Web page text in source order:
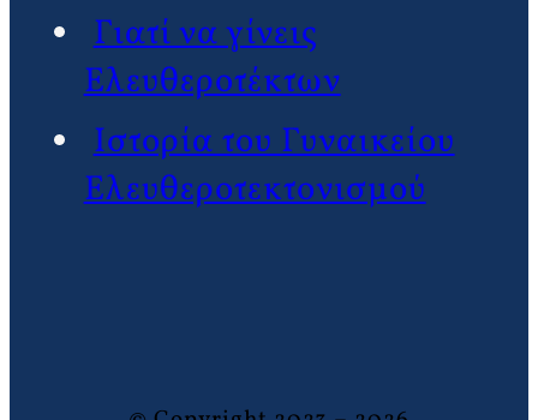
Γιατί να γίνεις
Ελευθεροτέκτων
Ιστορία του Γυναικείου
Ελευθεροτεκτονισμού